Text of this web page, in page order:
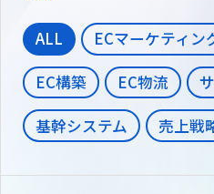
ALL ECマーケティン
EC構築
EC物流
基幹システム
売上戦